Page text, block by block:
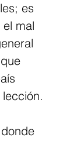
es
mal